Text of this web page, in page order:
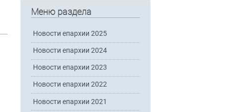
Меню раздела
Новости епархии 2025
Новости епархии 2024
Новости епархии 2023
Новости епархии 2022
Новости епархии 2021